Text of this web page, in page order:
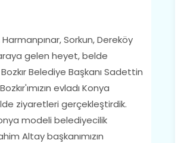
Sorkun, Dereköy
gelen heyet, belde
Belediye Başkanı Sadettin
evladı Konya
ziyaretleri gerçekleştirdik.
modeli belediyecilik
Altay başkanımızın